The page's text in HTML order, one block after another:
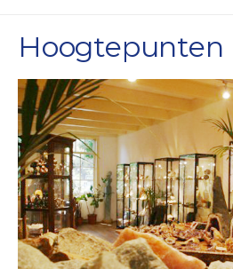
Hoogtepunten